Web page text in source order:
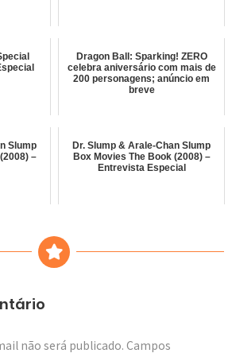
Dragon Ball: Sparking! ZERO
celebra aniversário com mais de
200 personagens; anúncio em
breve
Slump
–
Dr. Slump & Arale-Chan Slump
Box Movies The Book (2008) –
Entrevista Especial
não será publicado. Campos